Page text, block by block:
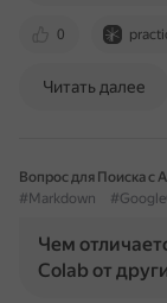
0
Читать далее
Вопрос для Поиска с
#Markdown
Чем
Colab от